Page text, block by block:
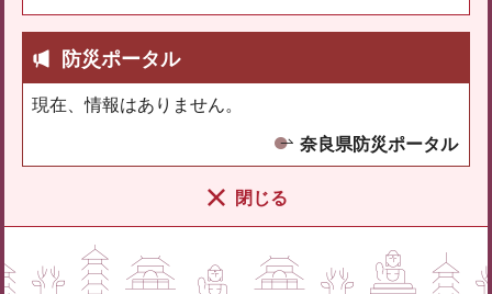
防災ポータル
現在、情報はありません。
奈良県防災ポータル
閉じる